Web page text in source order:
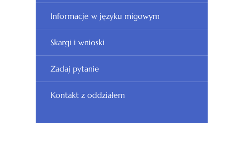
Informacje w języku migowym
Skargi i wnioski
Zadaj pytanie
Kontakt z oddziałem